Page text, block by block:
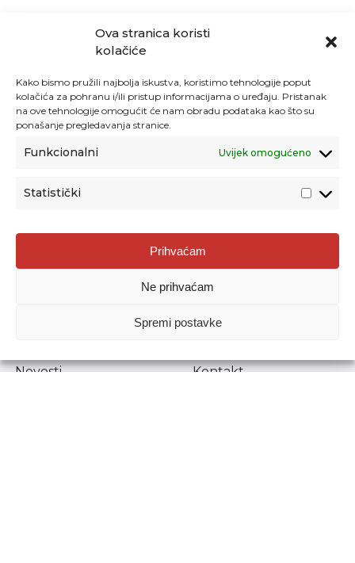
Ova stranica koristi
kolačiće
Kako bismo pružili najbolja iskustva, koristimo tehnologije poput
kolačića za pohranu i/ili pristup informacijama o uređaju. Pristanak
na ove tehnologije omogućit će nam obradu podataka kao što su
ponašanje pregledavanja stranice.
Funkcionalni Uvijek omogućeno
Statistički
Prihvaćam
Ne prihvaćam
Spremi postavke
Agencija za odgoj i obrazovanje
Donje Svetice 38, 10000 Zagreb
1778129
Prenošenje sadržaja dopušteno je uz navođenje izvora.
Novosti
Kontakt